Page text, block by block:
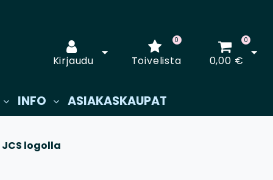
Kirjaudu
Avaa kirjautuminen
Toivelista
0 0
0,00 €
INFO ASIAKASKAUPAT
logolla